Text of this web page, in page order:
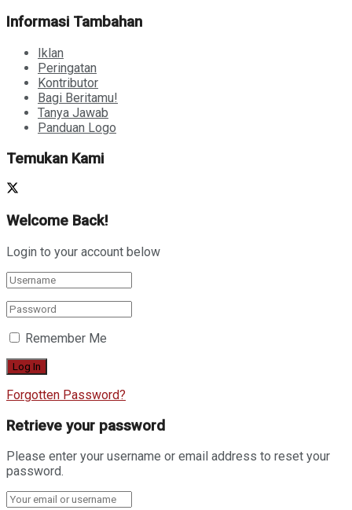
Informasi Tambahan
Iklan
Peringatan
Kontributor
Bagi Beritamu!
Tanya Jawab
Panduan Logo
Temukan Kami
Welcome Back!
Login to your account below
Remember Me
Forgotten Password?
Retrieve your password
Please enter your username or email address to reset your
password.